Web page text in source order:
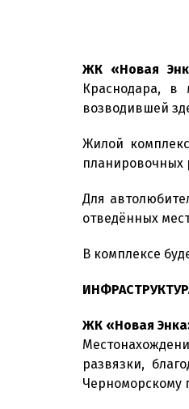
ЖК «Новая
Краснодара, в
возводившей
Жилой
планировочных
Для
отведённых
В комплексе
ЖК «Новая
развязки,
Черноморскому